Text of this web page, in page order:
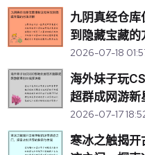
九阴真经仓库
到隐藏宝藏的
2026-07-18
海外妹子玩
超群成网游新
2026-07-17
寒冰之触揭开